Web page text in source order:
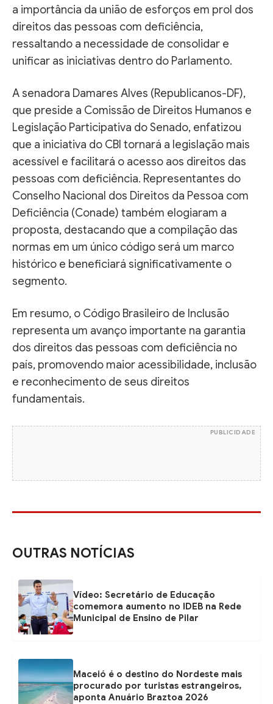
a importância da união de esforços em prol dos
direitos das pessoas com deficiência,
ressaltando a necessidade de consolidar e
unificar as iniciativas dentro do Parlamento.
A senadora Damares Alves (Republicanos-DF),
que preside a Comissão de Direitos Humanos e
Legislação Participativa do Senado, enfatizou
que a iniciativa do CBI tornará a legislação mais
acessível e facilitará o acesso aos direitos das
pessoas com deficiência. Representantes do
Conselho Nacional dos Direitos da Pessoa com
Deficiência (Conade) também elogiaram a
proposta, destacando que a compilação das
normas em um único código será um marco
histórico e beneficiará significativamente o
segmento.
Em resumo, o Código Brasileiro de Inclusão
representa um avanço importante na garantia
dos direitos das pessoas com deficiência no
país, promovendo maior acessibilidade, inclusão
e reconhecimento de seus direitos
fundamentais.
PUBLICIDADE
OUTRAS NOTÍCIAS
Vídeo: Secretário de Educação
comemora aumento no IDEB na Rede
Municipal de Ensino de Pilar
Maceió é o destino do Nordeste mais
procurado por turistas estrangeiros,
aponta Anuário Braztoa 2026